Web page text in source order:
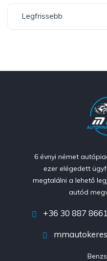
Legfrissebb
6 évnyi német
ezer elégedett
megtalálni a lehető
autód
+36 30 887